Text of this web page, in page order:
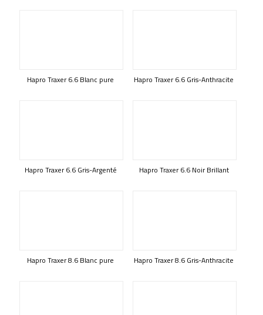
Hapro Traxer 6.6 Blanc pure Hapro Traxer 6.6 Gris-Anthracite
Hapro Traxer 6.6 Gris-Argenté Hapro Traxer 6.6 Noir Brillant
Hapro Traxer 8.6 Blanc pure Hapro Traxer 8.6 Gris-Anthracite